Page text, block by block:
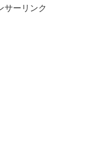
サーリンク